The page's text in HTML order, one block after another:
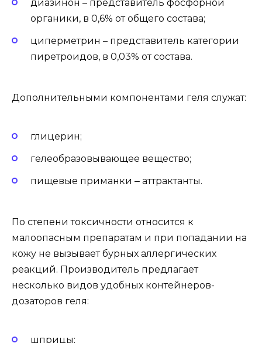
диазинон – представитель фосфорной
органики, в 0,6% от общего состава;
циперметрин – представитель категории
пиретроидов, в 0,03% от состава.
Дополнительными компонентами геля служат:
глицерин;
гелеобразовывающее вещество;
пищевые приманки ‒ аттрактанты.
По степени токсичности относится к
малоопасным препаратам и при попадании на
кожу не вызывает бурных аллергических
реакций. Производитель предлагает
несколько видов удобных контейнеров-
дозаторов геля:
шприцы;